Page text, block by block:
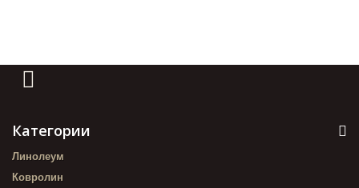
Категории
Линолеум
Ковролин